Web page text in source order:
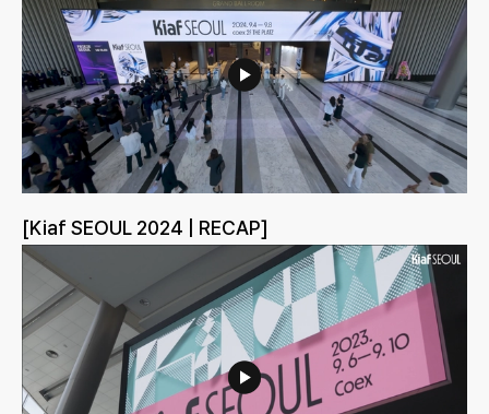
[Kiaf SEOUL 2024 | RECAP]